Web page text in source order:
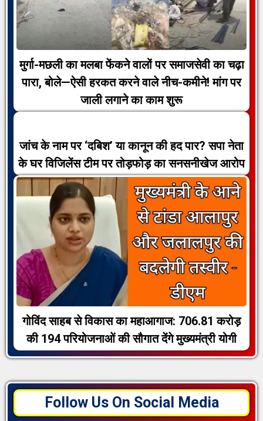
मुर्गा-मछली का मलबा फेंकने वालों पर समाजसेवी का चढ़ा
पारा, बोले—ऐसी हरकत करने वाले नीच-कमीने! मांग पर
जाली लगाने का काम शुरू
जांच के नाम पर ‘दबिश’ या कानून की हद पार? सपा नेता
के घर विजिलेंस टीम पर तोड़फोड़ का सनसनीखेज आरोप
गोविंद साहब से विकास का महाआगाज: 706.81 करोड़
की 194 परियोजनाओं की सौगात देंगे मुख्यमंत्री योगी
Follow Us On Social Media